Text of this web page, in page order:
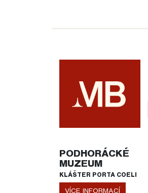
PODHORÁCKÉ
MUZEUM
KLÁŠTER PORTA COELI
VÍCE INFORMACÍ